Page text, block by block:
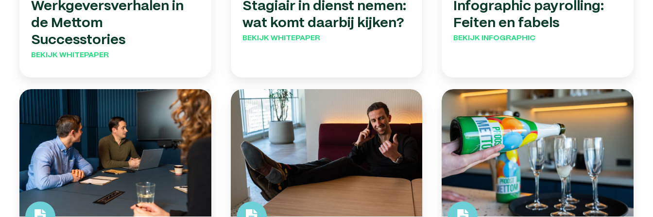
Werkgeversverhalen in
de Mettom
Successtories
BEKIJK WHITEPAPER
Stagiair in dienst nemen:
wat komt daarbij kijken?
BEKIJK WHITEPAPER
Infographic payrolling:
Feiten en fabels
BEKIJK INFOGRAPHIC
10
tips
voor
onvergetelijke
pitch
10
tips
om
efficiënter
werken
10
voor
goed
werkgeverschap